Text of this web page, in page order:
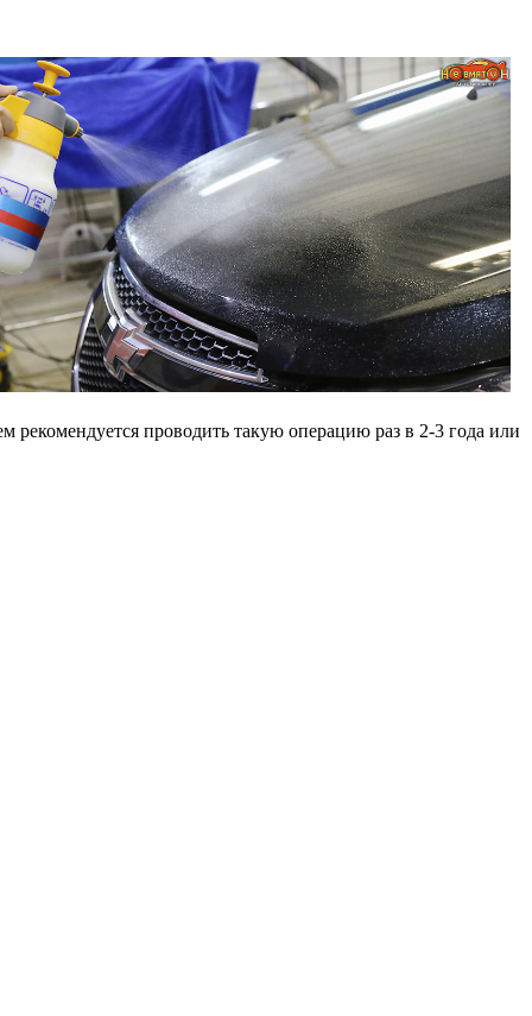
проводить такую операцию раз в 2-3 года или